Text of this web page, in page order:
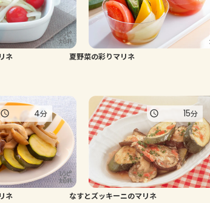
ネ 夏野菜の彩りマリネ
ネ
4分
なすとズッキーニのマリネ
15分